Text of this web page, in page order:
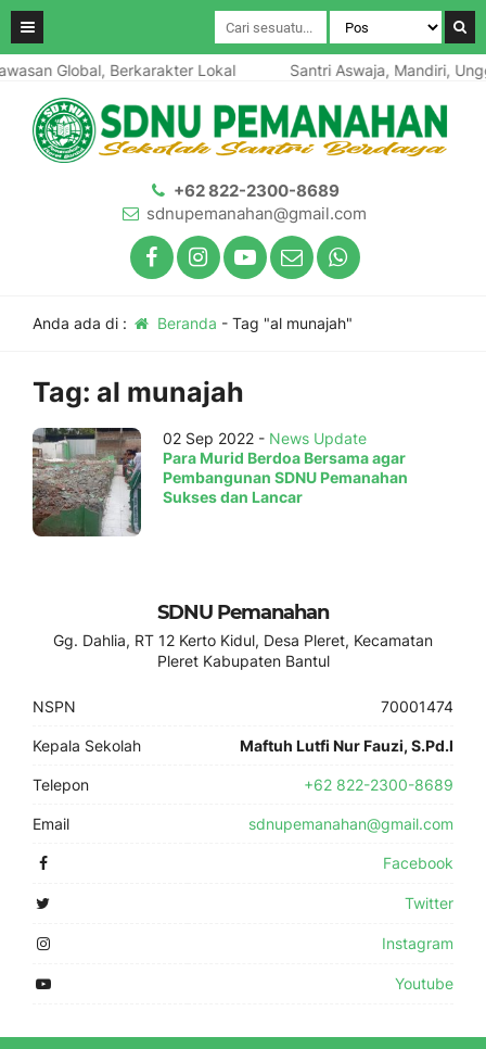
Global, Berkarakter Lokal Santri Aswaja, Mandiri,
+62 822-2300-8689
sdnupemanahan@gmail.com
Anda ada di : Beranda - Tag "al munajah"
Tag: al munajah
02 Sep 2022 - News Update
Para Murid Berdoa Bersama agar
Pembangunan SDNU Pemanahan
Sukses dan Lancar
SDNU Pemanahan
Gg. Dahlia, RT 12 Kerto Kidul, Desa Pleret, Kecamatan
Pleret Kabupaten Bantul
NSPN 70001474
Kepala Sekolah Maftuh Lutfi Nur Fauzi, S.Pd.I
Telepon +62 822-2300-8689
Email sdnupemanahan@gmail.com
Facebook
Twitter
Instagram
Youtube